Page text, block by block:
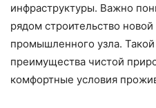
инфраструктуры. Важно
рядом строительство
промышленного узла.
преимущества чистой
комфортные условия